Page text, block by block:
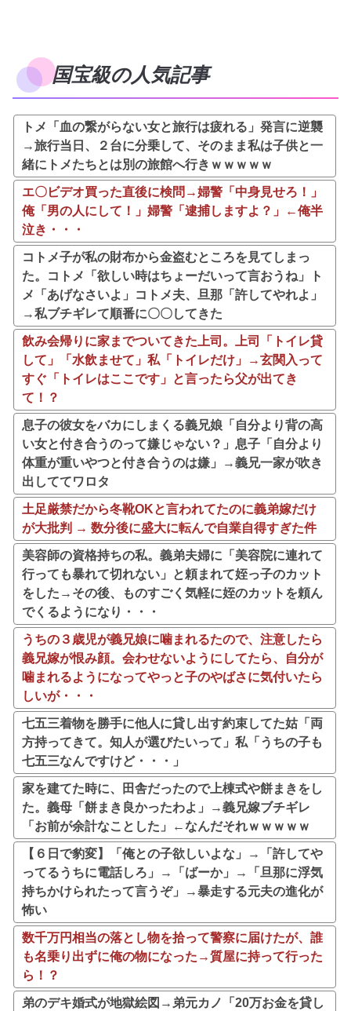
国宝級の人気記事
トメ「血の繋がらない女と旅行は疲れる」発言に逆襲
→旅行当日、２台に分乗して、そのまま私は子供と一
緒にトメたちとは別の旅館へ行きｗｗｗｗｗ
エ〇ビデオ買った直後に検問→婦警「中身見せろ！」
俺「男の人にして！」婦警「逮捕しますよ？」←俺半
泣き・・・
コトメ子が私の財布から金盗むところを見てしまっ
た。コトメ「欲しい時はちょーだいって言おうね」ト
メ「あげなさいよ」コトメ夫、旦那「許してやれよ」
→私ブチギレて順番に〇〇してきた
飲み会帰りに家までついてきた上司。上司「トイレ貸
して」「水飲ませて」私「トイレだけ」→玄関入って
すぐ「トイレはここです」と言ったら父が出てき
て！？
息子の彼女をバカにしまくる義兄娘「自分より背の高
い女と付き合うのって嫌じゃない？」息子「自分より
体重が重いやつと付き合うのは嫌」→義兄一家が吹き
出しててワロタ
土足厳禁だから冬靴OKと言われてたのに義弟嫁だけ
が大批判 → 数分後に盛大に転んで自業自得すぎた件
美容師の資格持ちの私。義弟夫婦に「美容院に連れて
行っても暴れて切れない」と頼まれて姪っ子のカット
をした→その後、ものすごく気軽に姪のカットを頼ん
でくるようになり・・・
うちの３歳児が義兄娘に噛まれるたので、注意したら
義兄嫁が恨み顔。会わせないようにしてたら、自分が
噛まれるようになってやっと子のやばさに気付いたら
しいが・・・
七五三着物を勝手に他人に貸し出す約束してた姑「両
方持ってきて。知人が選びたいって」私「うちの子も
七五三なんですけど・・・」
家を建てた時に、田舎だったので上棟式や餅まきをし
た。義母「餅まき良かったわよ」→義兄嫁ブチギレ
「お前が余計なことした」←なんだそれｗｗｗｗｗ
【６日で豹変】「俺との子欲しいよな」→「許してや
ってるうちに電話しろ」→「ばーか」→「旦那に浮気
持ちかけられたって言うぞ」→暴走する元夫の進化が
怖い
数千万円相当の落とし物を拾って警察に届けたが、誰
も名乗り出ずに俺の物になった→質屋に持って行った
ら！？
弟のデキ婚式が地獄絵図→弟元カノ「20万お金を貸し